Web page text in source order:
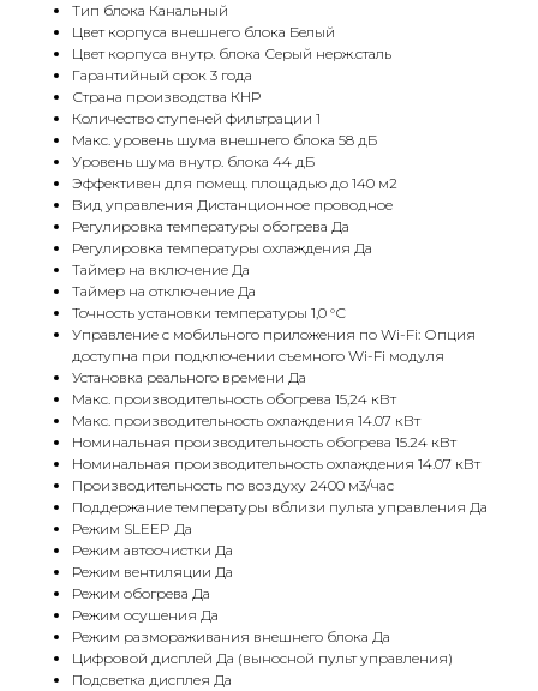
Тип блока Канальный
Цвет корпуса внешнего блока Белый
Цвет корпуса внутр. блока Серый нерж.сталь
Гарантийный срок 3 года
Страна производства КНР
Количество ступеней фильтрации 1
Макс. уровень шума внешнего блока 58 дБ
Уровень шума внутр. блока 44 дБ
Эффективен для помещ. площадью до 140 м2
Вид управления Дистанционное проводное
Регулировка температуры обогрева Да
Регулировка температуры охлаждения Да
Таймер на включение Да
Таймер на отключение Да
Точность установки температуры 1,0 °С
Управление c мобильного приложения по Wi-Fi: Опция
доступна при подключении съемного Wi-Fi модуля
Установка реального времени Да
Макс. производительность обогрева 15,24 кВт
Макс. производительность охлаждения 14.07 кВт
Номинальная производительность обогрева 15.24 кВт
Номинальная производительность охлаждения 14.07 кВт
Производительность по воздуху 2400 м3/час
Поддержание температуры вблизи пульта управления Да
Режим SLEEP Да
Режим автоочистки Да
Режим вентиляции Да
Режим обогрева Да
Режим осушения Да
Режим размораживания внешнего блока Да
Цифровой дисплей Да (выносной пульт управления)
Подсветка дисплея Да